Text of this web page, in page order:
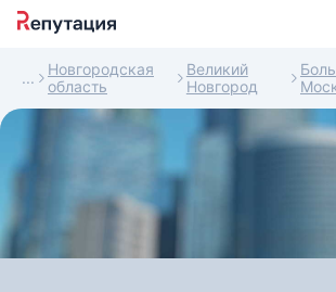
Новгородская
область
Великий
Новгород